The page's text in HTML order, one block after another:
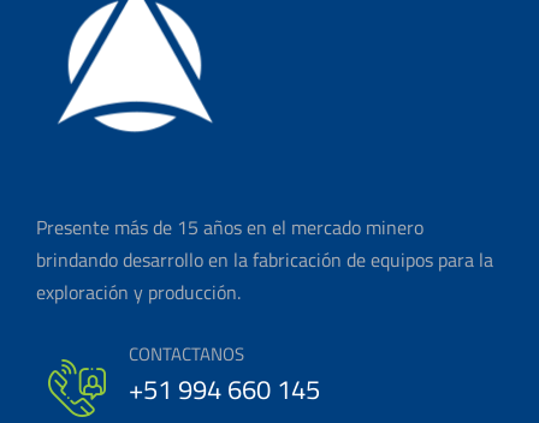
Presente más de 15 años en el mercado minero
brindando desarrollo en la fabricación de equipos para la
exploración y producción.
CONTACTANOS
+51 994 660 145